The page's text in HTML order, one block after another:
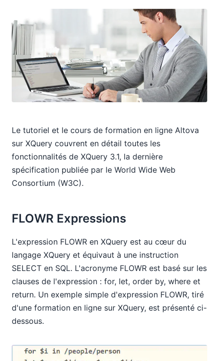
Le tutoriel et le cours de formation en ligne Altova
sur XQuery couvrent en détail toutes les
fonctionnalités de XQuery 3.1, la dernière
spécification publiée par le World Wide Web
Consortium (W3C).
FLOWR Expressions
L'expression FLOWR en XQuery est au cœur du
langage XQuery et équivaut à une instruction
SELECT en SQL. L'acronyme FLOWR est basé sur les
clauses de l'expression : for, let, order by, where et
return. Un exemple simple d'expression FLOWR, tiré
d'une formation en ligne sur XQuery, est présenté ci-
dessous.